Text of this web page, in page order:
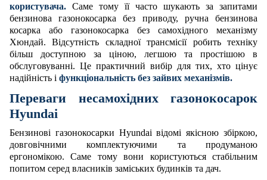
користувача. Саме тому її часто шукають за запитами
бензинова газонокосарка без приводу, ручна бензинова
косарка або газонокосарка без самохідного механізму
Хюндай. Відсутність складної трансмісії робить техніку
більш доступною за ціною, легшою та простішою в
обслуговуванні. Це практичний вибір для тих, хто цінує
надійність і функціональність без зайвих механізмів.
Переваги несамохідних газонокосарок
Hyundai
Бензинові газонокосарки Hyundai відомі якісною збіркою,
довговічними комплектуючими та продуманою
ергономікою. Саме тому вони користуються стабільним
попитом серед власників заміських будинків та дач.